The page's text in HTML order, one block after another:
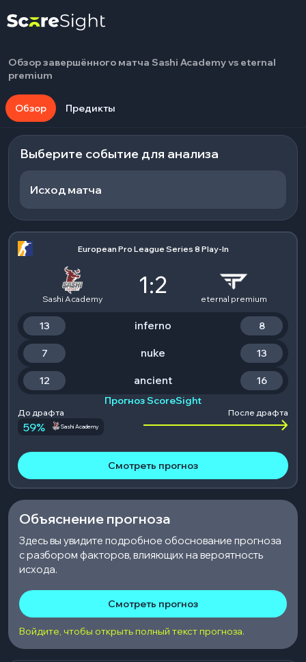
Обзор завершённого матча Sashi Academy vs eternal
premium
Обзор Предикты
Выберите событие для анализа
Исход матча
European Pro League Series 8 Play-In
Sashi Academy
1:2
eternal premium
13 inferno 8
7 nuke 13
12 ancient
16
Прогноз ScoreSight
До драфта После драфта
59% Sashi Academy
Смотреть прогноз
Объяснение прогноза
Здесь вы увидите подробное обоснование прогноза
с разбором факторов, влияющих на вероятность
исхода.
Смотреть прогноз
Войдите, чтобы открыть полный текст прогноза.